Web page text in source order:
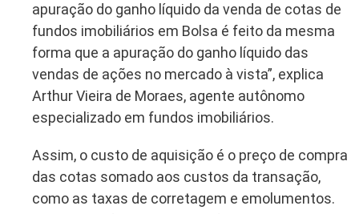
apuração do ganho líquido da venda de cotas de
fundos imobiliários em Bolsa é feito da mesma
forma que a apuração do ganho líquido das
vendas de ações no mercado à vista”, explica
Arthur Vieira de Moraes, agente autônomo
especializado em fundos imobiliários.
Assim, o custo de aquisição é o preço de compra
das cotas somado aos custos da transação,
como as taxas de corretagem e emolumentos.